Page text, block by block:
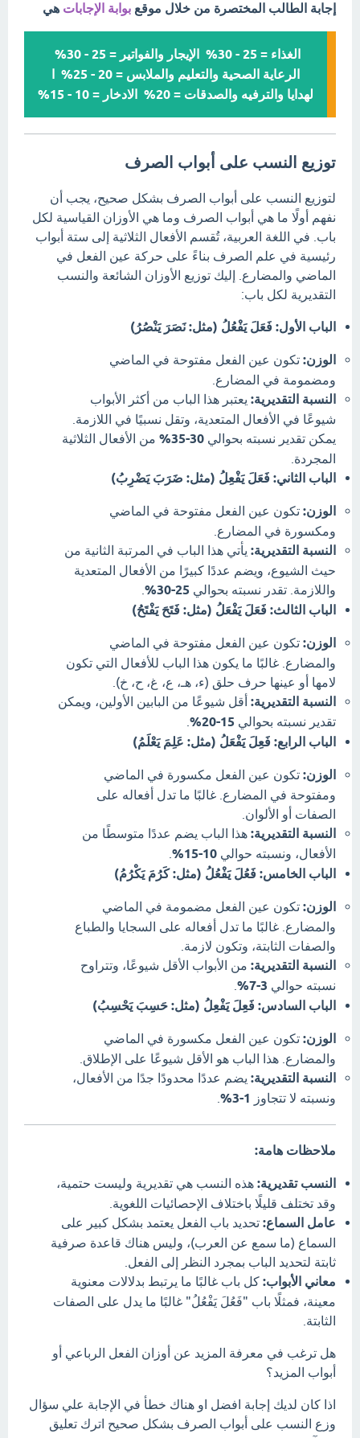
إجابة الطالب المختصرة من خلال موقع بوابة الإجابات هي
الغذاء = 25 - 30% الإيجار والفواتير = 25 - 30%
الرعاية الصحية والتعليم والملابس = 20 - 25% ا
لهدايا والترفيه والصدقات = 20% الادخار = 10 - 15%
توزيع النسب على أبواب الصرف
لتوزيع النسب على أبواب الصرف بشكل صحيح، يجب أن
نفهم أولًا ما هي أبواب الصرف وما هي الأوزان القياسية لكل
باب. في اللغة العربية، تُقسم الأفعال الثلاثية إلى ستة أبواب
رئيسية في علم الصرف بناءً على حركة عين الفعل في
الماضي والمضارع. إليك توزيع الأوزان الشائعة والنسب
التقديرية لكل باب:
الباب الأول: فَعَلَ يَفْعُلُ (مثل: نَصَرَ يَنْصُرُ)
الوزن: تكون عين الفعل مفتوحة في الماضي
ومضمومة في المضارع.
النسبة التقديرية: يعتبر هذا الباب من أكثر الأبواب
شيوعًا في الأفعال المتعدية، وتقل نسبيًا في اللازمة.
يمكن تقدير نسبته بحوالي 30-35%
من الأفعال الثلاثية
المجردة.
الباب الثاني: فَعَلَ يَفْعِلُ (مثل: ضَرَبَ يَضْرِبُ)
الوزن: تكون عين الفعل مفتوحة في الماضي
ومكسورة في المضارع.
النسبة التقديرية: يأتي هذا الباب في المرتبة الثانية من
حيث الشيوع، ويضم عددًا كبيرًا من الأفعال المتعدية
واللازمة. تقدر نسبته بحوالي 25-30%
الباب الثالث: فَعَلَ يَفْعَلُ (مثل: فَتَحَ يَفْتَحُ)
الوزن: تكون عين الفعل مفتوحة في الماضي
والمضارع. غالبًا ما يكون هذا الباب للأفعال التي تكون
لامها أو عينها حرف حلق (ء، هـ، ع، غ، ح، خ).
النسبة التقديرية: أقل شيوعًا من البابين الأولين، ويمكن
تقدير نسبته بحوالي 15-20%
الباب الرابع: فَعِلَ يَفْعَلُ (مثل: عَلِمَ يَعْلَمُ)
الوزن: تكون عين الفعل مكسورة في الماضي
ومفتوحة في المضارع. غالبًا ما تدل أفعاله على
الصفات أو الألوان.
النسبة التقديرية: هذا الباب يضم عددًا متوسطًا من
الأفعال، ونسبته حوالي 10-15%
الباب الخامس: فَعُلَ يَفْعُلُ (مثل: كَرُمَ يَكْرُمُ)
الوزن: تكون عين الفعل مضمومة في الماضي
والمضارع. غالبًا ما تدل أفعاله على السجايا والطباع
والصفات الثابتة، وتكون لازمة.
النسبة التقديرية: من الأبواب الأقل شيوعًا، وتتراوح
نسبته حوالي 3-7%
الباب السادس: فَعِلَ يَفْعِلُ (مثل: حَسِبَ يَحْسِبُ)
الوزن: تكون عين الفعل مكسورة في الماضي
والمضارع. هذا الباب هو الأقل شيوعًا على الإطلاق.
النسبة التقديرية: يضم عددًا محدودًا جدًا من الأفعال،
ونسبته لا تتجاوز
1-3%
ملاحظات هامة:
النسب تقديرية: هذه النسب هي تقديرية وليست حتمية،
وقد تختلف قليلًا باختلاف الإحصائيات اللغوية.
عامل السماع: تحديد باب الفعل يعتمد بشكل كبير على
السماع (ما سمع عن العرب)، وليس هناك قاعدة صرفية
ثابتة لتحديد الباب بمجرد النظر إلى الفعل.
معاني الأبواب: كل باب غالبًا ما يرتبط بدلالات معنوية
معينة، فمثلًا باب "فَعُلَ يَفْعُلُ" غالبًا ما يدل على الصفات
الثابتة.
هل ترغب في معرفة المزيد عن أوزان الفعل الرباعي أو
أبواب المزيد؟
اذا كان لديك إجابة افضل او هناك خطأ في الإجابة علي سؤال
وزع النسب على أبواب الصرف بشكل صحيح اترك تعليق